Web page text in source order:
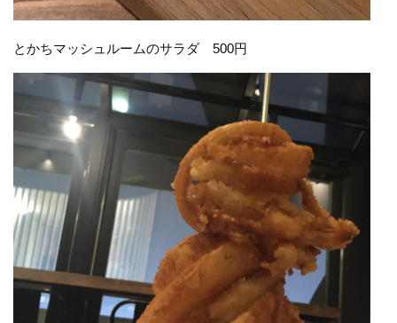
とかちマッシュルームのサラダ 500円